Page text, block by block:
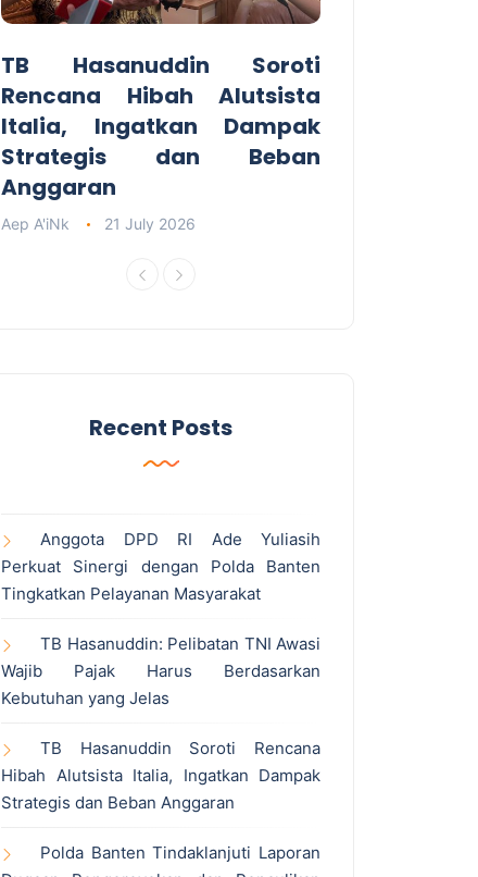
TB Hasanuddin Soroti
Rencana Hibah Alutsista
Italia, Ingatkan Dampak
Strategis dan Beban
Anggaran
Aep A'iNk 21 July 2026
Recent Posts
Anggota DPD RI Ade Yuliasih
Perkuat Sinergi dengan Polda Banten
Tingkatkan Pelayanan Masyarakat
TB Hasanuddin: Pelibatan TNI Awasi
Wajib Pajak Harus Berdasarkan
Kebutuhan yang Jelas
TB Hasanuddin Soroti Rencana
Hibah Alutsista Italia, Ingatkan Dampak
Strategis dan Beban Anggaran
Polda Banten Tindaklanjuti Laporan